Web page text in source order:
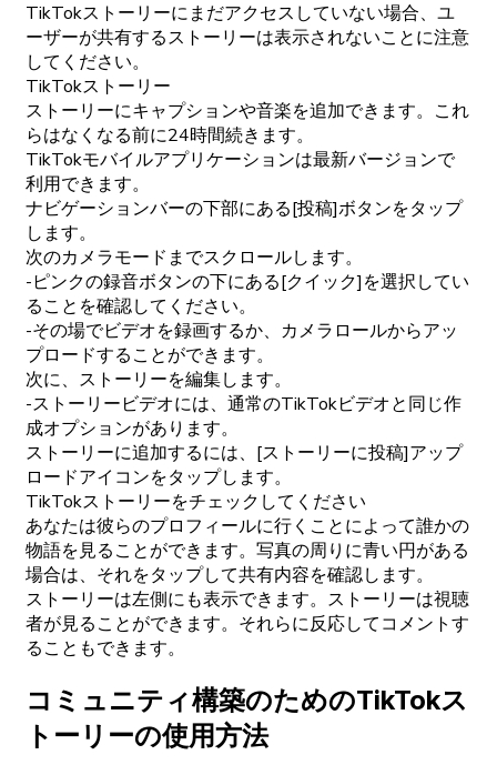
TikTokストーリーにまだアクセスしていない場合、ユ
ーザーが共有するストーリーは表示されないことに注意
してください。
TikTokストーリー
ストーリーにキャプションや音楽を追加できます。これ
らはなくなる前に24時間続きます。
TikTokモバイルアプリケーションは最新バージョンで
利用できます。
ナビゲーションバーの下部にある[投稿]ボタンをタップ
します。
次のカメラモードまでスクロールします。
-ピンクの録音ボタンの下にある[クイック]を選択してい
ることを確認してください。
-その場でビデオを録画するか、カメラロールからアッ
プロードすることができます。
次に、ストーリーを編集します。
-ストーリービデオには、通常のTikTokビデオと同じ作
成オプションがあります。
ストーリーに追加するには、[ストーリーに投稿]アップ
ロードアイコンをタップします。
TikTokストーリーをチェックしてください
あなたは彼らのプロフィールに行くことによって誰かの
物語を見ることができます。写真の周りに青い円がある
場合は、それをタップして共有内容を確認します。
ストーリーは左側にも表示できます。ストーリーは視聴
者が見ることができます。それらに反応してコメントす
ることもできます。
コミュニティ構築のためのTikTokス
トーリーの使用方法